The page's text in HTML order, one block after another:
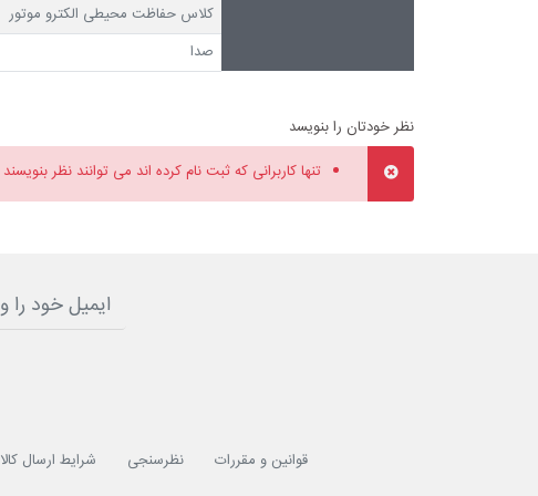
کلاس حفاظت محیطی الکترو موتور
صدا
نظر خودتان را بنویسد
تنها کاربرانی که ثبت نام کرده اند می توانند نظر بنویسند
قوانین و مقررات نظرسنجی شرایط ارسال کالا